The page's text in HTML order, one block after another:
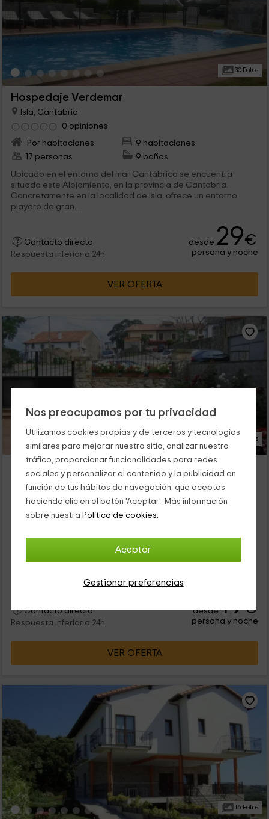
Nos preocupamos por tu privacidad
Utilizamos cookies propias y de terceros y tecnologías
similares para mejorar nuestro sitio, analizar nuestro
tráfico, proporcionar funcionalidades para redes
sociales y personalizar el contenido y la publicidad en
función de tus hábitos de navegación, que aceptas
haciendo clic en el botón 'Aceptar'. Más información
sobre nuestra Política de cookies.
Aceptar
Gestionar preferencias
30 Fotos
Hospedaje Verdemar
Isla, Cantabria
0 opiniones
Por habitaciones
9 habitaciones
17 personas
9 baños
Ubicado en el entorno del mar Cantábrico se encuentra
situado este Alojamiento, en la provincia de Cantabria.
Concretamente en la localidad de Isla, ofrece un entorno
playero de gran...
Contacto directo
Respuesta inferior a 24h
desde 29€
persona y noche
VER OFERTA
27 Fotos
Villa Castellanos
Isla, Cantabria
Por habitaciones
7 habitaciones
Cantabria, en la que vas a poder disfrutar de la zona de Isla,
que pertenece a Arnuero. Se trata de una vivienda que
Contacto directo
Respuesta inferior a 24h
desde19€
persona y noche
VER OFERTA
16 Fotos